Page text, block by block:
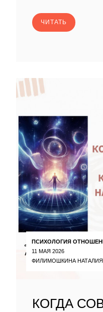
ЧИТАТЬ
ПСИХОЛОГИЯ
11 МАЯ 2026
ФИЛИМОШКИНА НАТАЛИЯ
КОГДА